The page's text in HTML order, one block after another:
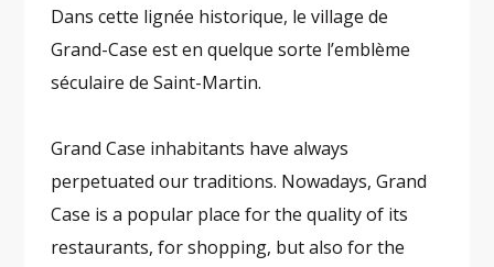
Dans cette lignée historique, le village de
Grand-Case est en quelque sorte l’emblème
séculaire de Saint-Martin.
Grand Case inhabitants have always
perpetuated our traditions. Nowadays, Grand
Case is a popular place for the quality of its
restaurants, for shopping, but also for the